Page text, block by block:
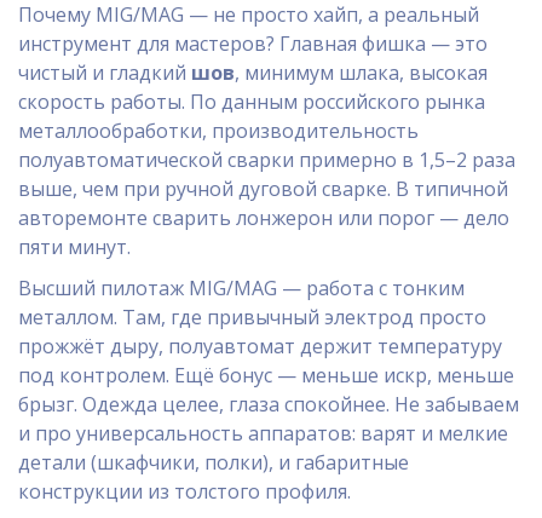
Почему MIG/MAG — не просто хайп, а реальный
инструмент для мастеров? Главная фишка — это
чистый и гладкий шов, минимум шлака, высокая
скорость работы. По данным российского рынка
металлообработки, производительность
полуавтоматической сварки примерно в 1,5–2 раза
выше, чем при ручной дуговой сварке. В типичной
авторемонте сварить лонжерон или порог — дело
пяти минут.
Высший пилотаж MIG/MAG — работа с тонким
металлом. Там, где привычный электрод просто
прожжёт дыру, полуавтомат держит температуру
под контролем. Ещё бонус — меньше искр, меньше
брызг. Одежда целее, глаза спокойнее. Не забываем
и про универсальность аппаратов: варят и мелкие
детали (шкафчики, полки), и габаритные
конструкции из толстого профиля.